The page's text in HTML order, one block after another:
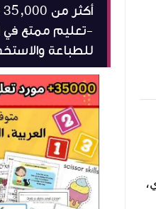
-تعليم ممتع في
للطباعة